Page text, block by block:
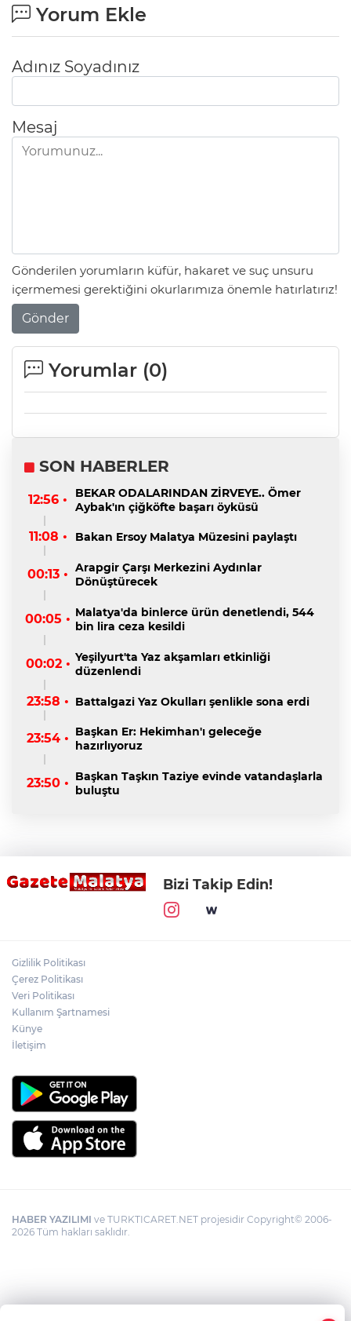
Yorum Ekle
Adınız Soyadınız
Mesaj
Gönderilen yorumların küfür, hakaret ve suç unsuru
içermemesi gerektiğini okurlarımıza önemle hatırlatırız!
Gönder
Yorumlar (0)
SON HABERLER
12:56 •
BEKAR ODALARINDAN ZİRVEYE.. Ömer
Aybak'ın çiğköfte başarı öyküsü
11:08 • Bakan Ersoy Malatya Müzesini paylaştı
00:13 • Arapgir Çarşı Merkezini Aydınlar
Dönüştürecek
00:05 • Malatya'da binlerce ürün denetlendi, 544
bin lira ceza kesildi
00:02 • Yeşilyurt'ta Yaz akşamları etkinliği
düzenlendi
23:58 • Battalgazi Yaz Okulları şenlikle sona erdi
23:54 • Başkan Er: Hekimhan'ı geleceğe
hazırlıyoruz
23:50 • Başkan Taşkın Taziye evinde vatandaşlarla
buluştu
Bizi Takip Edin!
Gizlilik Politikası
Çerez Politikası
Veri Politikası
Kullanım Şartnamesi
Künye
İletişim
HABER YAZILIMI ve TURKTICARET.NET projesidir Copyright© 2006-
2026 Tüm hakları saklıdır.